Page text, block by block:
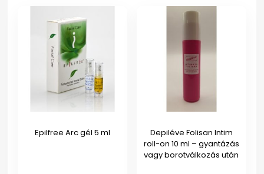
Epilfree Arc gél 5 ml
Depiléve Folisan Intim
roll-on 10 ml – gyantázás
vagy borotválkozás után